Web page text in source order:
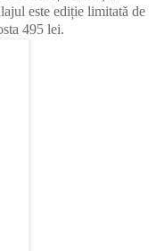
este ediție limitată de
495 lei.